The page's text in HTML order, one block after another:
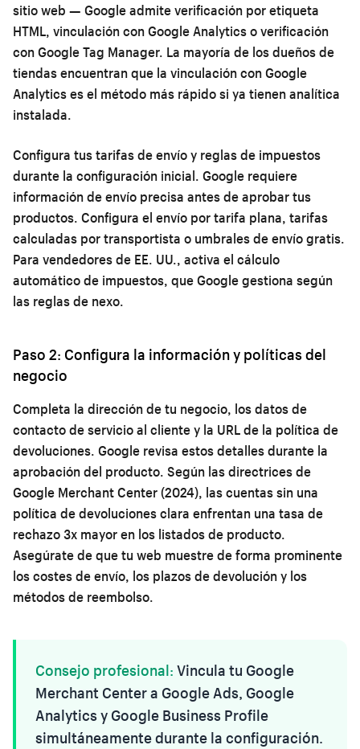
sitio web — Google admite verificación por etiqueta
HTML, vinculación con Google Analytics o verificación
con Google Tag Manager. La mayoría de los dueños de
tiendas encuentran que la vinculación con Google
Analytics es el método más rápido si ya tienen analítica
instalada.
Configura tus tarifas de envío y reglas de impuestos
durante la configuración inicial. Google requiere
información de envío precisa antes de aprobar tus
productos. Configura el envío por tarifa plana, tarifas
calculadas por transportista o umbrales de envío gratis.
Para vendedores de EE. UU., activa el cálculo
automático de impuestos, que Google gestiona según
las reglas de nexo.
Paso 2: Configura la información y políticas del
negocio
Completa la dirección de tu negocio, los datos de
contacto de servicio al cliente y la URL de la política de
devoluciones. Google revisa estos detalles durante la
aprobación del producto. Según las directrices de
Google Merchant Center (2024), las cuentas sin una
política de devoluciones clara enfrentan una tasa de
rechazo 3x mayor en los listados de producto.
Asegúrate de que tu web muestre de forma prominente
los costes de envío, los plazos de devolución y los
métodos de reembolso.
Consejo profesional: Vincula tu Google
Merchant Center a Google Ads, Google
Analytics y Google Business Profile
simultáneamente durante la configuración.